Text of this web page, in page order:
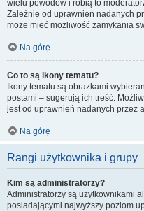
wielu powodów i robią to
Zależnie od uprawnień nadanych
może mieć możliwość zamykania
Na górę
Co to są ikony tematu?
Ikony tematu są obrazkami
postami – sugerują ich treść.
jest od uprawnień nadanych przez
Na górę
Rangi użytkownika i grupy
Kim są administratorzy?
Administratorzy są użytkownikami
posiadającymi najwyższy poziom